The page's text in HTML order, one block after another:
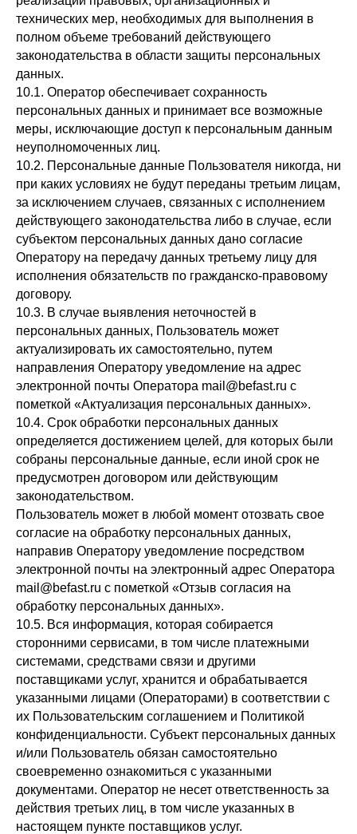
технических мер, необходимых для выполнения в
полном объеме требований действующего
законодательства в области защиты персональных
данных.
10.1. Оператор обеспечивает сохранность
персональных данных и принимает все возможные
меры, исключающие доступ к персональным данным
неуполномоченных лиц.
10.2. Персональные данные Пользователя никогда, ни
при каких условиях не будут переданы третьим лицам,
за исключением случаев, связанных с исполнением
действующего законодательства либо в случае, если
субъектом персональных данных дано согласие
Оператору на передачу данных третьему лицу для
исполнения обязательств по гражданско-правовому
договору.
10.3. В случае выявления неточностей в
персональных данных, Пользователь может
актуализировать их самостоятельно, путем
направления Оператору уведомление на адрес
электронной почты Оператора mail@befast.ru с
пометкой «Актуализация персональных данных».
10.4. Срок обработки персональных данных
определяется достижением целей, для которых были
собраны персональные данные, если иной срок не
предусмотрен договором или действующим
законодательством.
Пользователь может в любой момент отозвать свое
согласие на обработку персональных данных,
направив Оператору уведомление посредством
электронной почты на электронный адрес Оператора
mail@befast.ru с пометкой «Отзыв согласия на
обработку персональных данных».
10.5. Вся информация, которая собирается
сторонними сервисами, в том числе платежными
системами, средствами связи и другими
поставщиками услуг, хранится и обрабатывается
указанными лицами (Операторами) в соответствии с
их Пользовательским соглашением и Политикой
конфиденциальности. Субъект персональных данных
и/или Пользователь обязан самостоятельно
своевременно ознакомиться с указанными
документами. Оператор не несет ответственность за
действия третьих лиц, в том числе указанных в
настоящем пункте поставщиков услуг.